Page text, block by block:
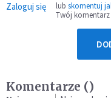
Zaloguj się lub skomentuj
Twój
Komentarze ()